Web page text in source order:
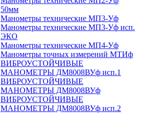
50мм
Манометры технические МП3-Уф
Манометры технические МП3-Уф исп.
ЭКО
Манометры технические МП4-Уф
Манометры точных измерений МТИф
ВИБРОУСТОЙЧИВЫЕ
МАНОМЕТРЫ ДМ8008ВУф исп.1
ВИБРОУСТОЙЧИВЫЕ
МАНОМЕТРЫ ДМ8008ВУф
ВИБРОУСТОЙЧИВЫЕ
МАНОМЕТРЫ ДМ8008ВУф исп.2